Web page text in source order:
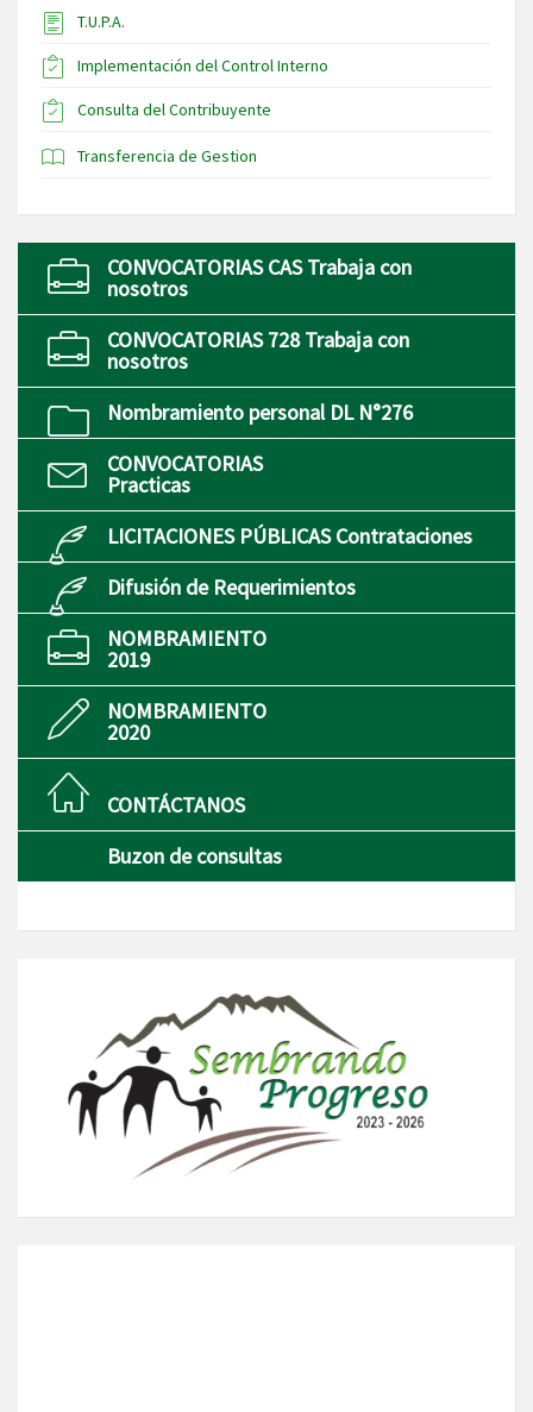
T.U.P.A.
Implementación del Control Interno
Consulta del Contribuyente
Transferencia de Gestion
CONVOCATORIAS CAS Trabaja con
nosotros
CONVOCATORIAS 728 Trabaja con
nosotros
Nombramiento personal DL N°276
CONVOCATORIAS
Practicas
LICITACIONES PÚBLICAS Contrataciones
Difusión de Requerimientos
NOMBRAMIENTO
2019
NOMBRAMIENTO
2020
CONTÁCTANOS
Buzon de consultas